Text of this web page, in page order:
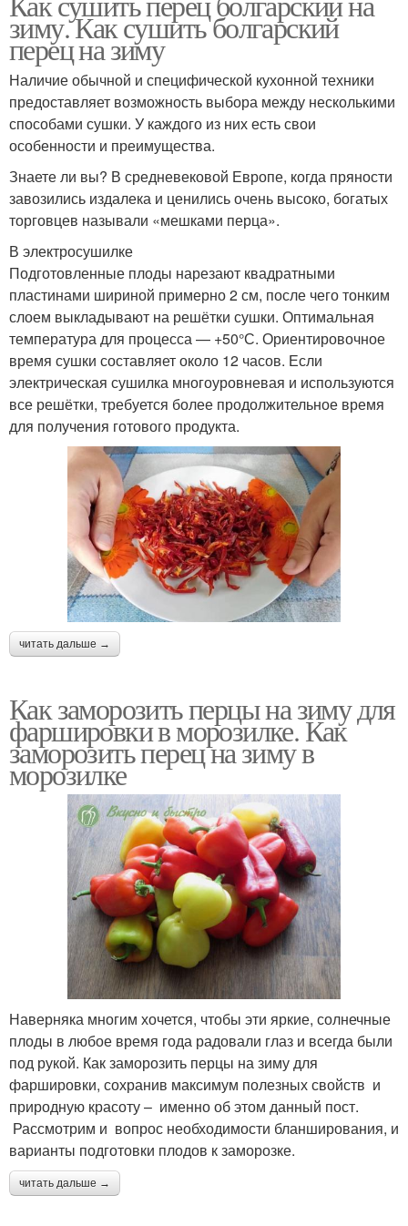
зиму. Как сушить болгарский
перец на зиму
Наличие обычной и специфической кухонной техники
предоставляет возможность выбора между несколькими
способами сушки. У каждого из них есть свои
особенности и преимущества.
Знаете ли вы? В средневековой Европе, когда пряности
завозились издалека и ценились очень высоко, богатых
торговцев называли «мешками перца».
В электросушилке
Подготовленные плоды нарезают квадратными
пластинами шириной примерно 2 см, после чего тонким
слоем выкладывают на решётки сушки. Оптимальная
температура для процесса — +50°С. Ориентировочное
время сушки составляет около 12 часов. Если
электрическая сушилка многоуровневая и используются
все решётки, требуется более продолжительное время
для получения готового продукта.
читать дальше →
Как заморозить перцы на зиму для
фаршировки в морозилке. Как
заморозить перец на зиму в
морозилке
Наверняка многим хочется, чтобы эти яркие, солнечные
плоды в любое время года радовали глаз и всегда были
под рукой. Как заморозить перцы на зиму для
фаршировки, сохранив максимум полезных свойств и
природную красоту – именно об этом данный пост.
Рассмотрим и вопрос необходимости бланширования, и
варианты подготовки плодов к заморозке.
читать дальше →